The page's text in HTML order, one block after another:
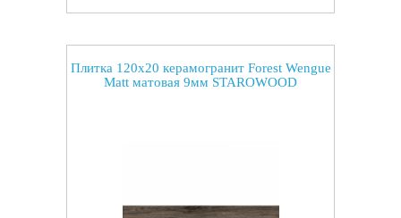
Плитка 120x20 керамогранит Forest Wengue
Matt матовая 9мм STAROWOOD